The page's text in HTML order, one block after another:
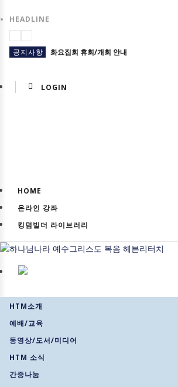
HEADLINE
공지사항 화요집회 휴회/개회 안내
공지사항
교육일정 (마감) 01기 영적 전쟁 세미나
HTM USA 소식 마감 (북미주) 4기 킹덤토크와 새
LOGIN
HOME
온라인 강좌
킹덤빌더 라이브러리
HTM소개
예배/교육
동영상/도서/미디어
HTM 소식
간증나눔